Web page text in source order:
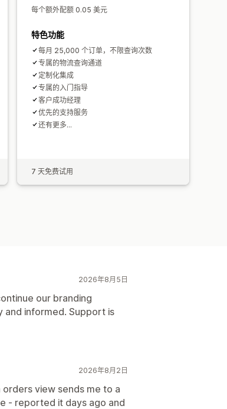
每个额外配额 0.05 美元
特色功能
每月 25,000 个订单，不限查询次数
专属的物流查询通道
定制化集成
专属的入门指导
客户成功经理
优先的支持服务
还有更多…
7 天免费试用
2026年8月5日
our branding
and informed. Support is
2026年8月2日
view sends me to a
- reported it days ago and